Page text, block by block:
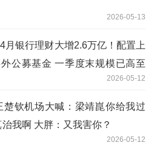
2026-05-13
月银行理财大增2.6万亿！配置上
公募基金 一季度末规模已高至
2026-05-12
楚钦机场大喊：梁靖崑你给我过
我啊 大胖：又我害你？
2026-05-12